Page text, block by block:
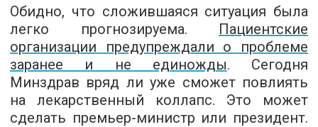
Обидно, что сложившаяся ситуация была
легко прогнозируема. Пациентские
организации предупреждали о проблеме
заранее и не единожды. Сегодня
Минздрав вряд ли уже сможет повлиять
на лекарственный коллапс. Это может
сделать премьер-министр или президент.